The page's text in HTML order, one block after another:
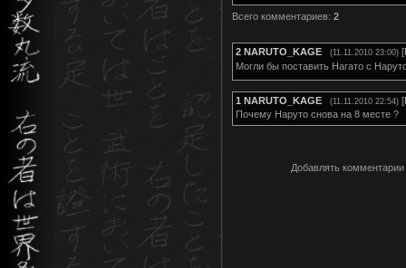
Всего комментариев: 2
2 NARUTO_KAGE (11.11.2010 23:00) [
Могли бы поставить Нагато с
1 NARUTO_KAGE (11.11.2010 22:54) [
Почему Наруто снова на 8 месте ?
Добавлять комментарии